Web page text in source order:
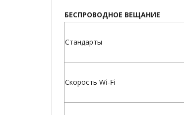
БЕСПРОВОДНОЕ ВЕЩАНИЕ
Стандарты
Скорость Wi-Fi